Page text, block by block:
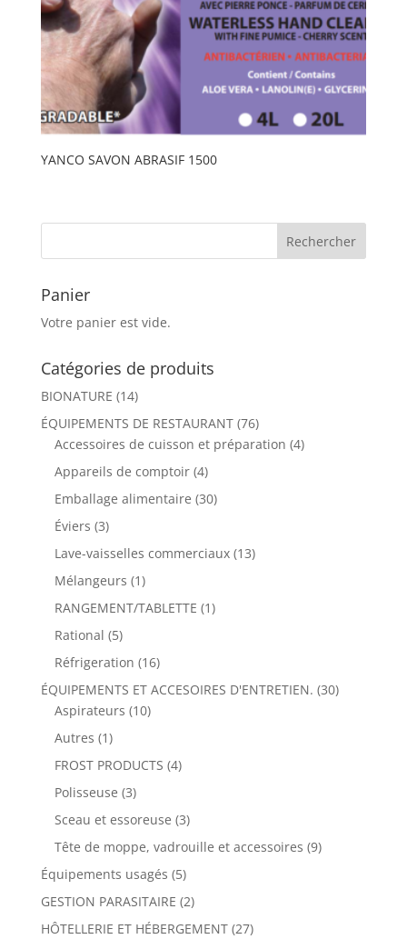
YANCO SAVON ABRASIF 1500
Panier
Votre panier est vide.
Catégories de produits
BIONATURE (14)
ÉQUIPEMENTS DE RESTAURANT (76)
Accessoires de cuisson et préparation (4)
Appareils de comptoir (4)
Emballage alimentaire (30)
Éviers (3)
Lave-vaisselles commerciaux (13)
Mélangeurs (1)
RANGEMENT/TABLETTE (1)
Rational (5)
Réfrigeration (16)
ÉQUIPEMENTS ET ACCESOIRES D'ENTRETIEN. (30)
Aspirateurs (10)
Autres (1)
FROST PRODUCTS (4)
Polisseuse (3)
Sceau et essoreuse (3)
Tête de moppe, vadrouille et accessoires (9)
Équipements usagés (5)
GESTION PARASITAIRE (2)
HÔTELLERIE ET HÉBERGEMENT (27)